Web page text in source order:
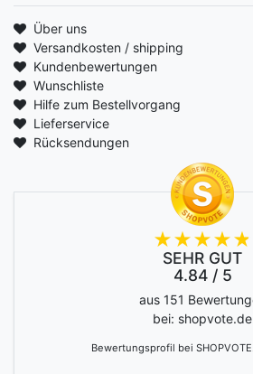
Über uns
Versandkosten / shipping
Kundenbewertungen
Wunschliste
Hilfe zum Bestellvorgang
Lieferservice
Rücksendungen
SEHR GUT
4.84 / 5
aus 151
bei: shopvote.de
Bewertungsprofil bei